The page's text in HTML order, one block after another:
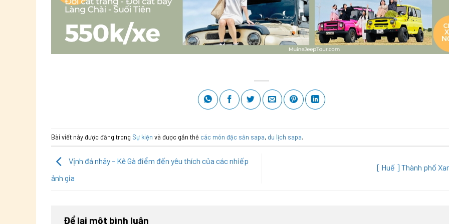
Bài viết này được đăng trong Sự kiện và được gắn thẻ các món đặc sản sapa, du lịch sapa.
Vịnh đá nhảy – Kê Gà điểm đến yêu thích của các nhiếp
ảnh gia
[ Huế ] Thành phố
Để lại một bình luận